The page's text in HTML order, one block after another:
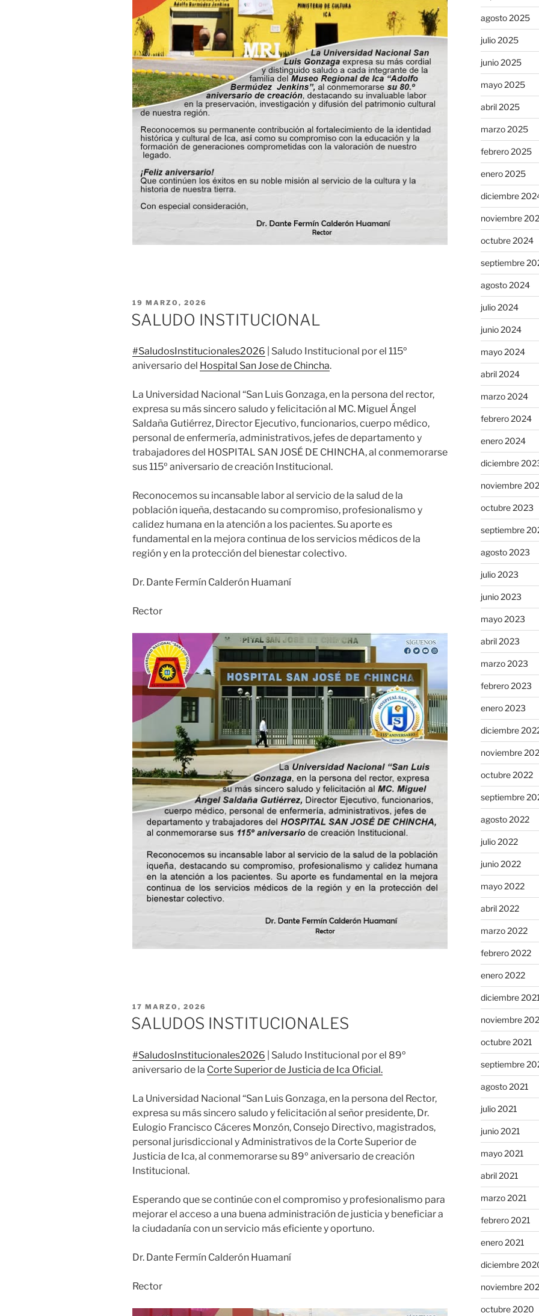
PUBLICADO
EL
19 MARZO, 2026
SALUDO INSTITUCIONAL
#SaludosInstitucionales2026 | Saludo Institucional por el 115º
aniversario del Hospital San Jose de Chincha.
La Universidad Nacional “San Luis Gonzaga, en la persona del rector,
expresa su más sincero saludo y felicitación al MC. Miguel Ángel
Saldaña Gutiérrez, Director Ejecutivo, funcionarios, cuerpo médico,
personal de enfermería, administrativos, jefes de departamento y
trabajadores del HOSPITAL SAN JOSÉ DE CHINCHA, al conmemorarse
sus 115º aniversario de creación Institucional.
Reconocemos su incansable labor al servicio de la salud de la
población iqueña, destacando su compromiso, profesionalismo y
calidez humana en la atención a los pacientes. Su aporte es
fundamental en la mejora continua de los servicios médicos de la
región y en la protección del bienestar colectivo.
Dr. Dante Fermín Calderón Huamaní
Rector
PUBLICADO
EL
17 MARZO, 2026
SALUDOS INSTITUCIONALES
#SaludosInstitucionales2026 | Saludo Institucional por el 89º
aniversario de la Corte Superior de Justicia de Ica Oficial.
La Universidad Nacional “San Luis Gonzaga, en la persona del Rector,
expresa su más sincero saludo y felicitación al señor presidente, Dr.
Eulogio Francisco Cáceres Monzón, Consejo Directivo, magistrados,
personal jurisdiccional y Administrativos de la Corte Superior de
Justicia de Ica, al conmemorarse su 89º aniversario de creación
Institucional.
Esperando que se continúe con el compromiso y profesionalismo para
mejorar el acceso a una buena administración de justicia y beneficiar a
la ciudadanía con un servicio más eficiente y oportuno.
Dr. Dante Fermín Calderón Huamaní
Rector
agosto 2025
julio 2025
junio 2025
mayo 2025
abril 2025
marzo 2025
febrero 2025
enero 2025
diciembre
noviembre
octubre 2024
septiembre
agosto 2024
julio 2024
junio 2024
mayo 2024
abril 2024
marzo 2024
febrero 2024
enero 2024
diciembre
noviembre
octubre 2023
septiembre
agosto 2023
julio 2023
junio 2023
mayo 2023
abril 2023
marzo 2023
febrero 2023
enero 2023
diciembre
noviembre
octubre 2022
septiembre
agosto 2022
julio 2022
junio 2022
mayo 2022
abril 2022
marzo 2022
febrero 2022
enero 2022
diciembre 2021
noviembre
octubre 2021
septiembre
agosto 2021
julio 2021
junio 2021
mayo 2021
abril 2021
marzo 2021
febrero 2021
enero 2021
diciembre
noviembre
octubre 2020